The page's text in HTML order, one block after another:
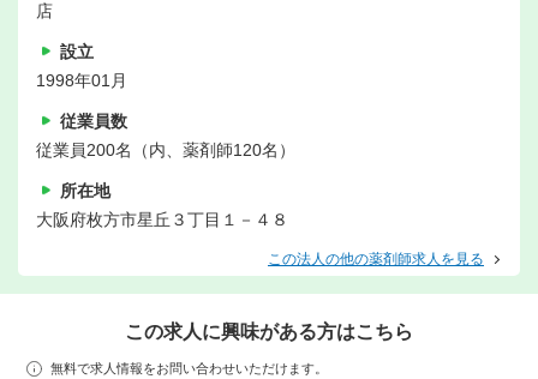
店
設立
1998年01月
従業員数
従業員200名（内、薬剤師120名）
所在地
大阪府枚方市星丘３丁目１－４８
この法人の他の薬剤師求人を見る
この求人に興味がある方はこちら
無料で求人情報をお問い合わせいただけます。